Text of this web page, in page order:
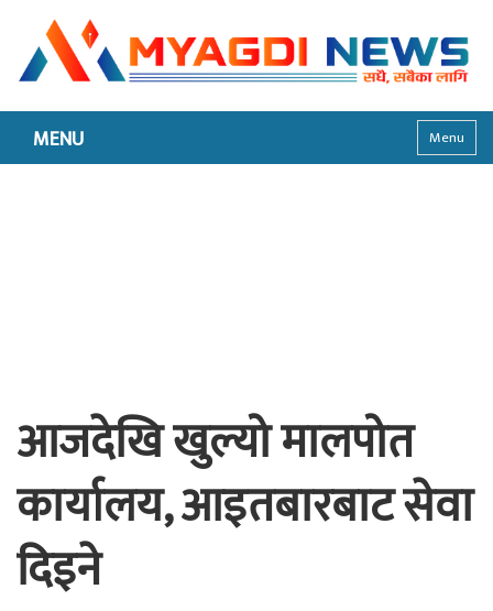
MENU Menu
आजदेखि खुल्यो मालपोत
कार्यालय, आइतबारबाट सेवा
दिइने